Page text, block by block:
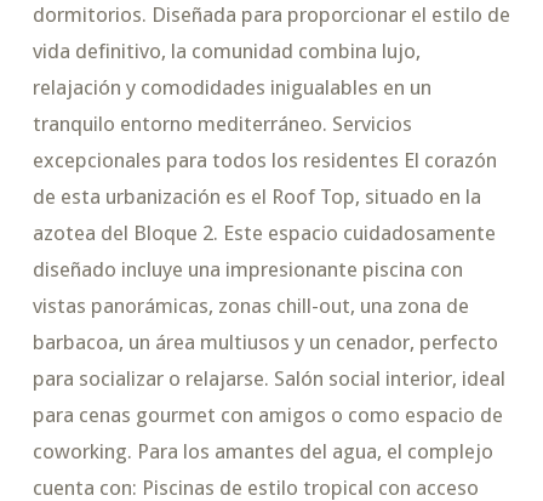
dormitorios. Diseñada para proporcionar el estilo de
vida definitivo, la comunidad combina lujo,
relajación y comodidades inigualables en un
tranquilo entorno mediterráneo. Servicios
excepcionales para todos los residentes El corazón
de esta urbanización es el Roof Top, situado en la
azotea del Bloque 2. Este espacio cuidadosamente
diseñado incluye una impresionante piscina con
vistas panorámicas, zonas chill-out, una zona de
barbacoa, un área multiusos y un cenador, perfecto
para socializar o relajarse. Salón social interior, ideal
para cenas gourmet con amigos o como espacio de
coworking. Para los amantes del agua, el complejo
cuenta con: Piscinas de estilo tropical con acceso